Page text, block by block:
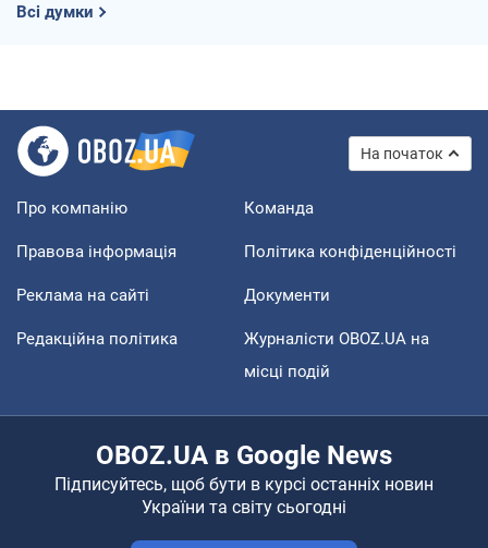
Всі думки
На початок
Про компанію Команда
Правова інформація Політика конфіденційності
Реклама на сайті Документи
Редакційна політика
Журналісти OBOZ.UA на
місці подій
OBOZ.UA в Google News
Підписуйтесь, щоб бути в курсі останніх новин
України та світу сьогодні